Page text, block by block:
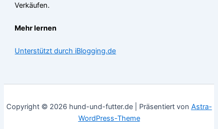
Verkäufen.
Mehr lernen
Unterstützt durch iBlogging.de
Copyright © 2026 hund-und-futter.de | Präsentiert von Astra-
WordPress-Theme